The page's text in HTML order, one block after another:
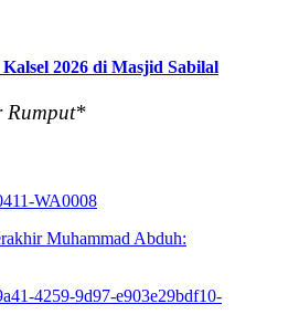
2026 di Masjid Sabilal
Rumput*
Muhammad Abduh: